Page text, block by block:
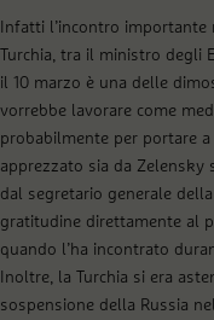
Infatti l’incontro
Turchia, tra il ministro degli
il 10 marzo è una delle
vorrebbe lavorare come
probabilmente per portare a
apprezzato sia da Zelensky
dal segretario generale
gratitudine direttamente al
quando l’ha incontrato
Inoltre, la Turchia si era
sospensione della Russia